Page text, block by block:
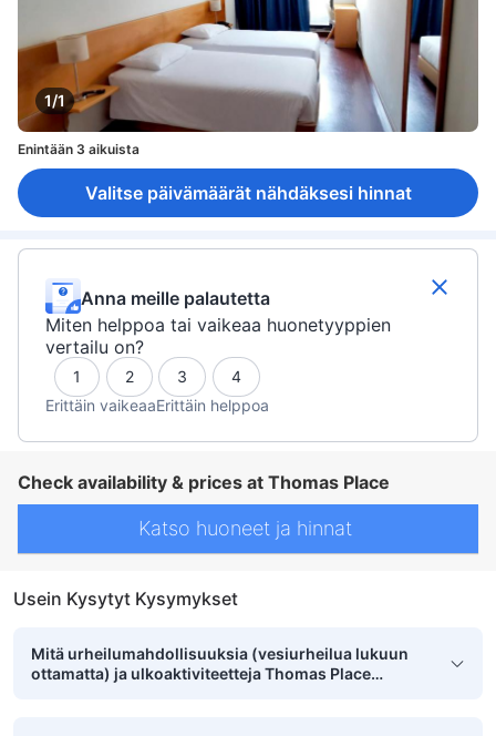
1/1
Enintään 3 aikuista
Valitse päivämäärät nähdäksesi hinnat
Anna meille palautetta
Miten helppoa tai vaikeaa huonetyyppien
vertailu on?
1 2 3
4
Erittäin vaikeaaErittäin helppoa
Check availability & prices at Thomas Place
Katso huoneet ja hinnat
Usein Kysytyt Kysymykset
Mitä urheilumahdollisuuksia (vesiurheilua lukuun
ottamatta) ja ulkoaktiviteetteja Thomas Place